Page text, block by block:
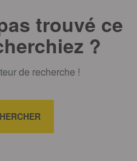
trouvé ce
?
de recherche !